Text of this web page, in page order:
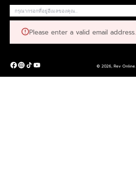
Please enter a valid email address.
© 2026, Rev Online.